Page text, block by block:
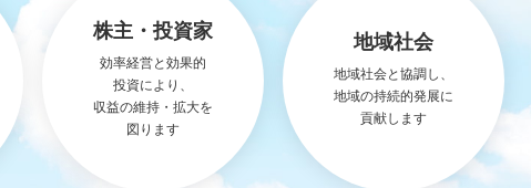
株主・投資家
効率経営と効果的
投資により、
収益の維持・拡大を
図ります
地域社会
地域社会と協調し、
地域の持続的発展に
貢献します